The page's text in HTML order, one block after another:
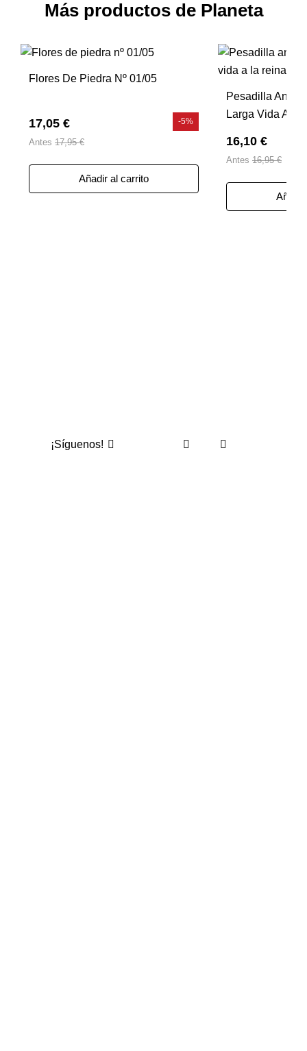
Más productos de Planeta
Flores De Piedra Nº 01/05
17,05 €
Antes 17,95 €
-5%
Añadir al carrito
Pesadilla Antes
Larga Vida A
16,10 €
Antes 16,95 €
¡Síguenos!